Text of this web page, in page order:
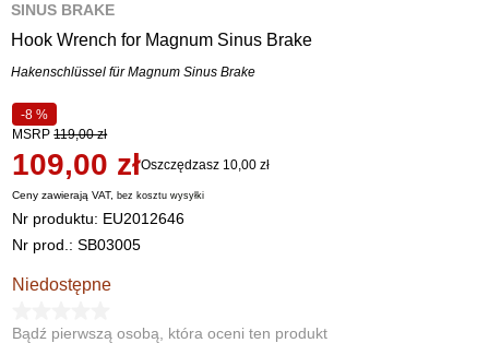
SINUS BRAKE
Hook Wrench for Magnum Sinus Brake
Hakenschlüssel für Magnum Sinus Brake
-8 %
MSRP 119,00 zł
109,00 złOszczędzasz 10,00 zł
Ceny zawierają VAT,bez kosztuwysyłki
Nr produktu: EU2012646
Nr prod.: SB03005
Niedostępne
Bądź pierwszą osobą, która oceni ten produkt